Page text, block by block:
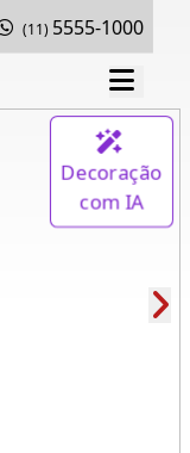
(11) 5555-1000
Decoração
com IA